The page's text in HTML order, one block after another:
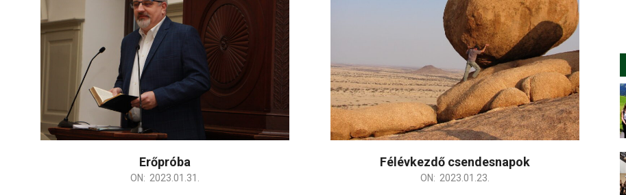
Erőpróba
ON: 2023.01.31.
Félévkezdő csendesnapok
ON: 2023.01.23.